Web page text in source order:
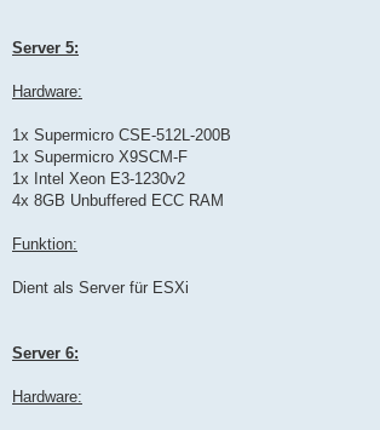
Server 5:
Hardware:
1x Supermicro CSE-512L-200B
1x Supermicro X9SCM-F
1x Intel Xeon E3-1230v2
4x 8GB Unbuffered ECC RAM
Funktion:
Dient als Server für ESXi
Server 6:
Hardware: